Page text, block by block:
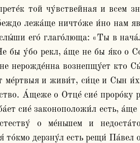
той чу́вствейная и всем
лежа́ще ничто́же и́но нам
его́ глаго́люща: «Ты в
бы у́бо рекл, а́ще не бы я́ко о
нерожде́нна вознепщу́ет кто
ме́ртвыя и живи́т, си́це и Сын
А́щеже о Отце́ сие́
сие́ законоположи́л есть,
о ме́ньшем и
то́кмо дерзну́л есть рещи́ Па́вел